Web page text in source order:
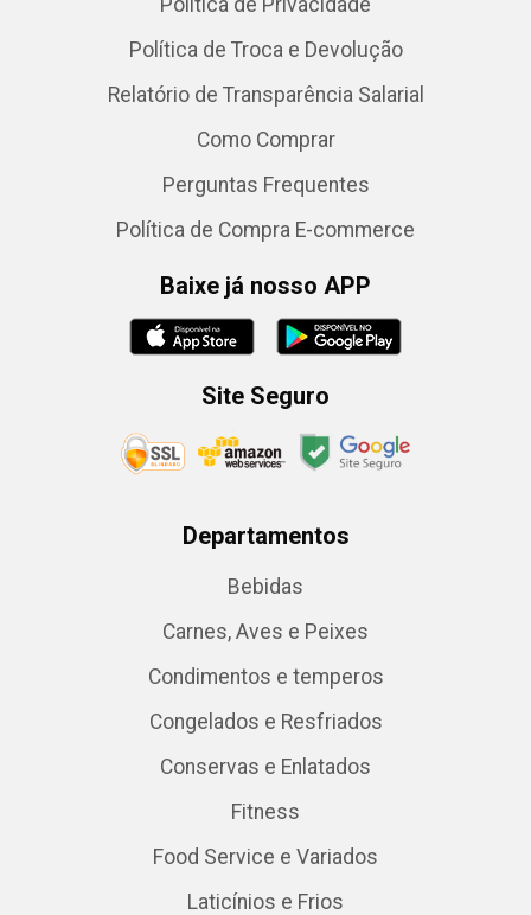
Política de Privacidade
Política de Troca e Devolução
Relatório de Transparência Salarial
Como Comprar
Perguntas Frequentes
Política de Compra E-commerce
Baixe já nosso APP
Site Seguro
Departamentos
Bebidas
Carnes, Aves e Peixes
Condimentos e temperos
Congelados e Resfriados
Conservas e Enlatados
Fitness
Food Service e Variados
Laticínios e Frios